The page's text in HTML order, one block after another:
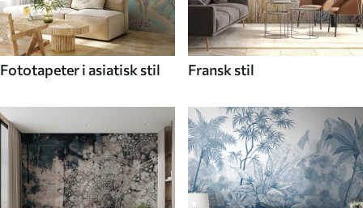
Fototapeter i asiatisk stil Fransk stil